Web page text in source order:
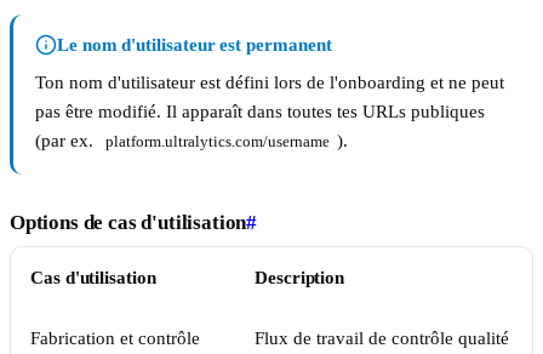
Le nom d'utilisateur est permanent
Ton nom d'utilisateur est défini lors de l'onboarding et ne peut
pas être modifié. Il apparaît dans toutes tes URLs publiques
(par ex.
platform.ultralytics.com/username ).
Options de cas d'utilisation#
Cas d'utilisation Description
Fabrication et contrôle
Flux de travail de contrôle qualité